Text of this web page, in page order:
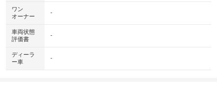
ワン
オーナー
-
車両状態
評価書
-
ディーラ
ー車
-